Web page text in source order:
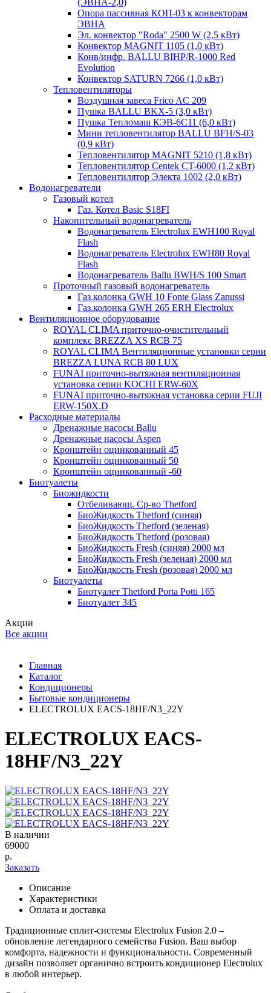
(ЭВНА-2,0)
Опора пассивная КОП-03 к конвекторам
ЭВНА
Эл. конвектор "Roda" 2500 W (2,5 кВт)
Конвектор MAGNIT 1105 (1,0 кВт)
Конв/инфр. BALLU BIHP/R-1000 Red
Evolution
Конвектор SATURN 7266 (1,0 кВт)
Тепловентиляторы
Воздушная завеса Frico AC 209
Пушка BALLU BKX-5 (3,0 кВт)
Пушка Тепломаш КЭВ-6С11 (6,0 кВт)
Мини тепловентилятор BALLU BFH/S-03
(0,9 кВт)
Тепловентилятор MAGNIT 5210 (1,8 кВт)
Тепловентилятор Centek CT-6000 (1,2 кВт)
Тепловентилятор Электа 1002 (2,0 кВт)
Водонагреватели
Газовый котел
Газ. Котел Basic S18FI
Накопительный водонагреватель
Водонагреватель Electrolux EWH100 Royal
Flash
Водонагреватель Electrolux EWH80 Royal
Flash
Водонагреватель Ballu BWH/S 100 Smart
Проточный газовый водонагреватель
Газ.колонка GWH 10 Fonte Glass Zanussi
Газ.колонка GWH 265 ERH Electrolux
Вентиляционное оборудование
ROYAL CLIMA приточно-очистительный
комплекс BREZZA XS RCB 75
ROYAL CLIMA Вентиляционные установки серии
BREZZA LUNA RCB 80 LUX
FUNAI приточно-вытяжная вентиляционная
установка серии KOCHI ERW-60X
FUNAI приточно-вытяжная установка серии FUJI
ERW-150X.D
Расходные материалы
Дренажные насосы Ballu
Дренажные насосы Aspen
Кронштейн оцинкованный 45
Кронштейн оцинкованный 50
Кронштейн оцинкованный -60
Биотуалеты
Биожидкости
Отбеливающ. Ср-во Thetford
БиоЖидкость Thetford (синяя)
БиоЖидкость Thetford (зеленая)
БиоЖидкость Thetford (розовая)
БиоЖидкость Fresh (синяя) 2000 мл
БиоЖидкость Fresh (зеленая) 2000 мл
БиоЖидкость Fresh (розовая) 2000 мл
Биотуалеты
Биотуалет Thetford Porta Potti 165
Биотуалет 345
Акции
Все акции
Главная
Каталог
Кондиционеры
Бытовые кондиционеры
ELECTROLUX EACS-18HF/N3_22Y
ELECTROLUX EACS-
18HF/N3_22Y
В наличии
69000
р.
Заказать
Описание
Характеристики
Оплата и доставка
Традиционные сплит-системы Electrolux Fusion 2.0 –
обновление легендарного семейства Fusion. Ваш выбор
комфорта, надежности и функциональности. Современный
дизайн позволяет органично встроить кондиционер Electrolux
в любой интерьер.